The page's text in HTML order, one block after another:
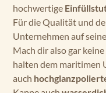
hochwertige
Für die Qualität und
Unternehmen auf
Mach dir also gar
halten dem maritimen
auch